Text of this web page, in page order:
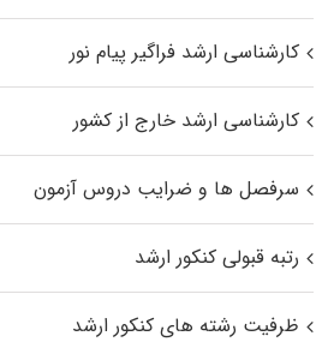
کارشناسی ارشد فراگیر پیام نور
کارشناسی ارشد خارج از کشور
سرفصل ها و ضرایب دروس آزمون
رتبه قبولی کنکور ارشد
ظرفیت رشته های کنکور ارشد